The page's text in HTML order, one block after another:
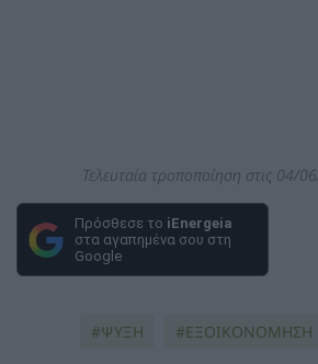
Τελευταία τροποποίηση στις 04/
Πρόσθεσε το iEnergeia
στα αγαπημένα σου στη
Google
ΨΥΞΗ ΕΞΟΙΚΟΝΟΜΗΣΗ